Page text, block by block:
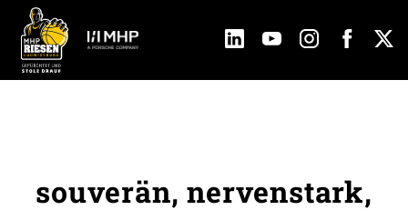
souverän, nervenstark,